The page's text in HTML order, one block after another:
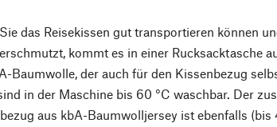
das Reisekissen gut transportieren können
kommt es in einer Rucksacktasche
Baumwolle, der auch für den Kissenbezug
in der Maschine bis 60 °C waschbar. Der
aus kbA-Baumwolljersey ist ebenfalls (bis